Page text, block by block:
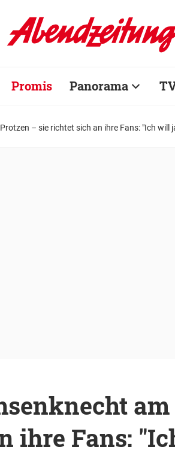
Promis Panorama
– sie richtet sich an ihre Fans: "Ich will
ihre Fans: